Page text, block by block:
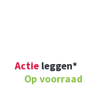
Actie leggen*
Op voorraad